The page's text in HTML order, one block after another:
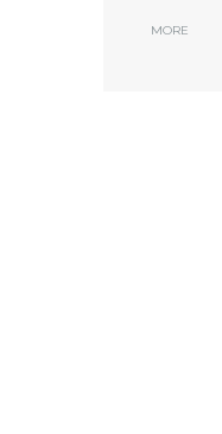
MORE